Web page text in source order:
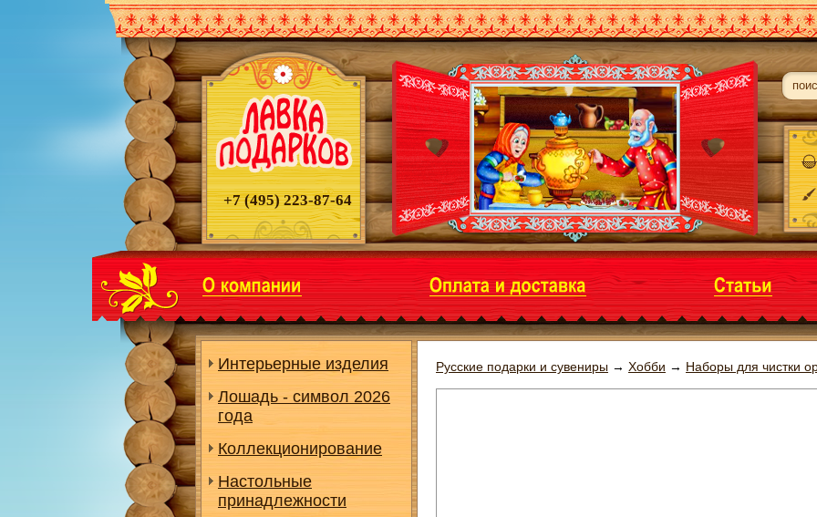
+7 (495) 223-87-64
Интерьерные изделия
Лошадь - символ 2026
года
Коллекционирование
Настольные
принадлежности
Русские подарки и сувениры → Хобби → Наборы для чистки